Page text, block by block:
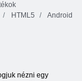
HTML5 Android
nézni egy